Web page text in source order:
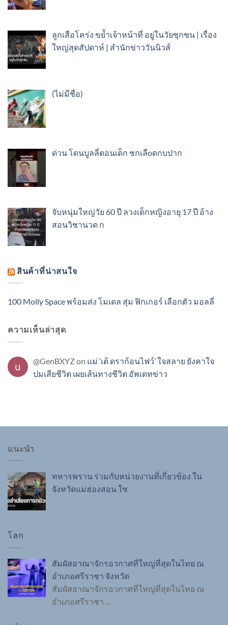
ลูกเสือโคร่ง ขย้ำเจ้าหน้าที่ อยู่ในวัยซุกซน | เรื่อง
ใหญ่สุดสัปดาห์ | สำนักข่าววันนิวส์
(ไม่มีชื่อ)
ด่วน โดนบูลลี่ตอนเด็ก ชกเลืoดกบปาก ​
จับหนุ่มใหญ่วัย 60 ปี ลวงเด็กหญิงอายุ 17 ปี อ้าง
สอนวิชานวด ก
สินค้าที่น่าสนใจ
100 Molly Space พร้อมส่ง โมเดล สุ่ม ฟิกเกอร์ เลือกตัว มอลลี่
ความเห็นล่าสุด
@GenBXYZon แม่ ‘เต้ ดราก้อนไฟว์’ ใจสลาย ยังคาใจ
ปมเสียชีวิต เผยเส้นทางชีวิต อัพเดทข่าว
แนะนำ
ทหารพราน ร่วมกับหน่วยงานที่เกี่ยวข้อง ใน
จังหวัดแม่ฮ่องสอน ใช
โลก
สัมผัสอาณาจักรอวกาศที่ใหญ่ที่สุดในไทย ณ
อำเภอศรีราชา จังหวัด
สัมผัสอาณาจักรอวกาศที่ใหญ่ที่สุดในไทย ณ
อำเภอศรีราชา